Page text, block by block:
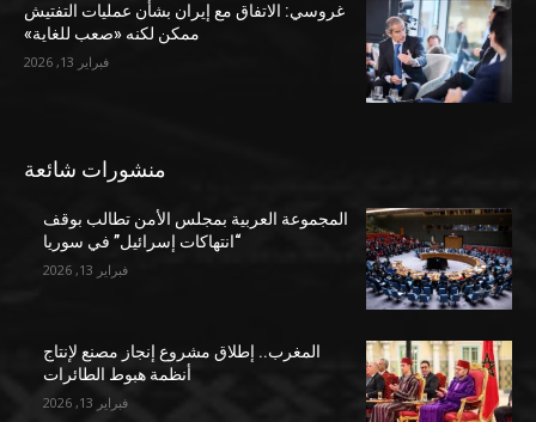
غروسي: الاتفاق مع إيران بشأن عمليات التفتيش
ممكن لكنه «صعب للغاية»
فبراير 13, 2026
منشورات شائعة
المجموعة العربية بمجلس الأمن تطالب بوقف
“انتهاكات إسرائيل” في سوريا
فبراير 13, 2026
المغرب.. إطلاق مشروع إنجاز مصنع لإنتاج
أنظمة هبوط الطائرات
فبراير 13, 2026